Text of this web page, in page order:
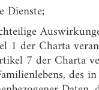
Dienste;
1 der Charta
7 der Charta
des